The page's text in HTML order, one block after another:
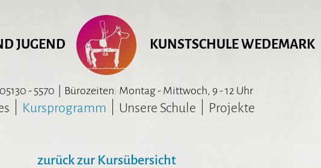
Kursprogramm Unsere Schule Projekte
zurück zur Kursübersicht
JUGEND KUNSTSCHULE WEDEMARK
- 5570 Bürozeiten: Montag - Mittwoch, 9 - 12 Uhr